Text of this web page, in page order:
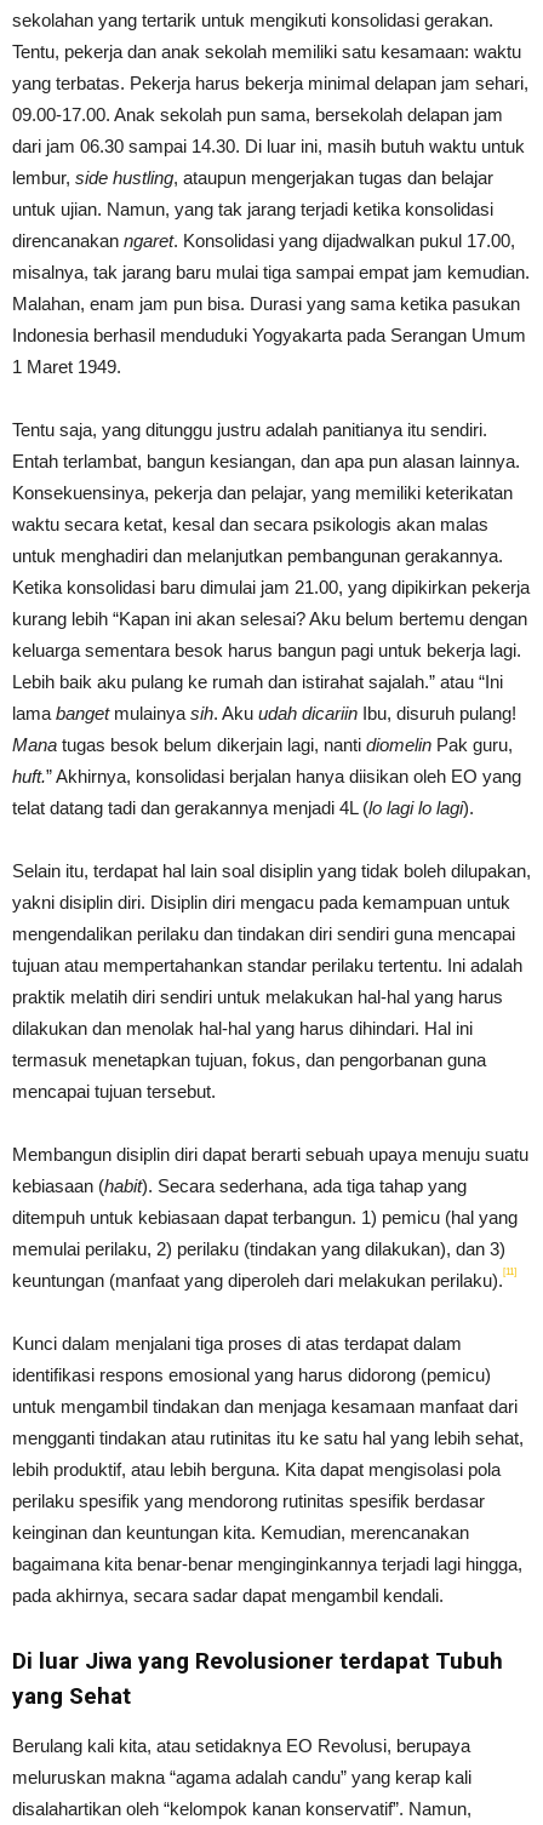
sekolahan yang tertarik untuk mengikuti konsolidasi gerakan.
Tentu, pekerja dan anak sekolah memiliki satu kesamaan: waktu
yang terbatas. Pekerja harus bekerja minimal delapan jam sehari,
09.00-17.00. Anak sekolah pun sama, bersekolah delapan jam
dari jam 06.30 sampai 14.30. Di luar ini, masih butuh waktu untuk
lembur, side hustling, ataupun mengerjakan tugas dan belajar
untuk ujian. Namun, yang tak jarang terjadi ketika konsolidasi
direncanakan ngaret. Konsolidasi yang dijadwalkan pukul 17.00,
misalnya, tak jarang baru mulai tiga sampai empat jam kemudian.
Malahan, enam jam pun bisa. Durasi yang sama ketika pasukan
Indonesia berhasil menduduki Yogyakarta pada Serangan Umum
1 Maret 1949.
Tentu saja, yang ditunggu justru adalah panitianya itu sendiri.
Entah terlambat, bangun kesiangan, dan apa pun alasan lainnya.
Konsekuensinya, pekerja dan pelajar, yang memiliki keterikatan
waktu secara ketat, kesal dan secara psikologis akan malas
untuk menghadiri dan melanjutkan pembangunan gerakannya.
Ketika konsolidasi baru dimulai jam 21.00, yang dipikirkan pekerja
kurang lebih “Kapan ini akan selesai? Aku belum bertemu dengan
keluarga sementara besok harus bangun pagi untuk bekerja lagi.
Lebih baik aku pulang ke rumah dan istirahat sajalah.” atau “Ini
lama banget mulainya sih. Aku udah dicariin Ibu, disuruh pulang!
Mana tugas besok belum dikerjain lagi, nanti diomelin Pak guru,
huft.” Akhirnya, konsolidasi berjalan hanya diisikan oleh EO yang
telat datang tadi dan gerakannya menjadi 4L (lo lagi lo lagi).
Selain itu, terdapat hal lain soal disiplin yang tidak boleh dilupakan,
yakni disiplin diri. Disiplin diri mengacu pada kemampuan untuk
mengendalikan perilaku dan tindakan diri sendiri guna mencapai
tujuan atau mempertahankan standar perilaku tertentu. Ini adalah
praktik melatih diri sendiri untuk melakukan hal-hal yang harus
dilakukan dan menolak hal-hal yang harus dihindari. Hal ini
termasuk menetapkan tujuan, fokus, dan pengorbanan guna
mencapai tujuan tersebut.
Membangun disiplin diri dapat berarti sebuah upaya menuju suatu
kebiasaan (habit). Secara sederhana, ada tiga tahap yang
ditempuh untuk kebiasaan dapat terbangun. 1) pemicu (hal yang
memulai perilaku, 2) perilaku (tindakan yang dilakukan), dan 3)
keuntungan (manfaat yang diperoleh dari melakukan perilaku).[11]
Kunci dalam menjalani tiga proses di atas terdapat dalam
identifikasi respons emosional yang harus didorong (pemicu)
untuk mengambil tindakan dan menjaga kesamaan manfaat dari
mengganti tindakan atau rutinitas itu ke satu hal yang lebih sehat,
lebih produktif, atau lebih berguna. Kita dapat mengisolasi pola
perilaku spesifik yang mendorong rutinitas spesifik berdasar
keinginan dan keuntungan kita. Kemudian, merencanakan
bagaimana kita benar-benar menginginkannya terjadi lagi hingga,
pada akhirnya, secara sadar dapat mengambil kendali.
Di luar Jiwa yang Revolusioner terdapat Tubuh
yang Sehat
Berulang kali kita, atau setidaknya EO Revolusi, berupaya
meluruskan makna “agama adalah candu” yang kerap kali
disalahartikan oleh “kelompok kanan konservatif”. Namun,